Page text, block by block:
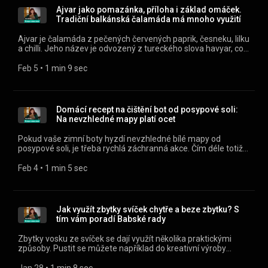
(https://apps.apple.com/cz/app/id1455654616) nebo na
webu mujRozhlas.cz
(https://www.mujrozhlas.cz/rapi/view/show/3caf0f88-3b94-
3216-8dad-28416e4d9d1f?
10dc-35e0-b506-c5cddb98abef) .
Ajvar jako pomazánka, příloha i základ omáček.
Tradiční balkánská čalamáda má mnoho využití
Ajvar je čalamáda z pečených červených paprik, česneku, lilku
a chilli. Jeho název je odvozený z tureckého slova havyar, což
pohodlně poslouchat v mobilní aplikaci mujRozhlas pro
webu mujRozhlas.cz
(https://www.mujrozhlas.cz/rapi/view/show/3caf0f88-3b94-
3216-8dad-28416e4d9d1f?
5dbc-3d07-8578-d435a069ee6c) .
Feb 5 • 1 min 9 sec
Domácí recept na čištění bot od posypové soli:
Na nevzhledné mapy platí ocet
Pokud vaše zimní boty hyzdí nevzhledné bílé mapy od
posypové soli, je třeba rychlá záchranná akce. Čím déle totiž
Všechny díly podcastu Babské rady můžete pohodlně
(https://apps.apple.com/cz/app/id1455654616) nebo na
webu mujRozhlas.cz
(https://www.mujrozhlas.cz/rapi/view/show/3caf0f88-3b94-
3216-8dad-28416e4d9d1f?
defa-3815-bd37-ef818e4b72d4) .
Feb 4 • 1 min 5 sec
Jak využít zbytky svíček chytře a beze zbytku? S
tím vám poradí Babské rady
Zbytky vosku ze svíček se dají využít několika praktickými
způsoby. Pustit se můžete například do kreativní výroby